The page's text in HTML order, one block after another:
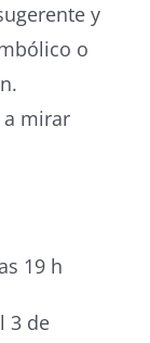
y
o
a mirar
19 h
3 de